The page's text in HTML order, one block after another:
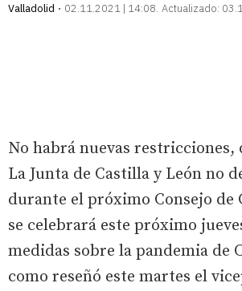
Valladolid
02.11.2021 | 14:08 Actualizado:
No habrá nuevas restricciones,
La Junta de Castilla y León no
durante el próximo Consejo de
se celebrará este próximo
medidas sobre la pandemia de
como reseñó este martes el